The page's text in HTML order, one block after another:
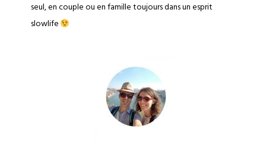
seul, en couple ou en famille toujours dans un esprit
slowlife